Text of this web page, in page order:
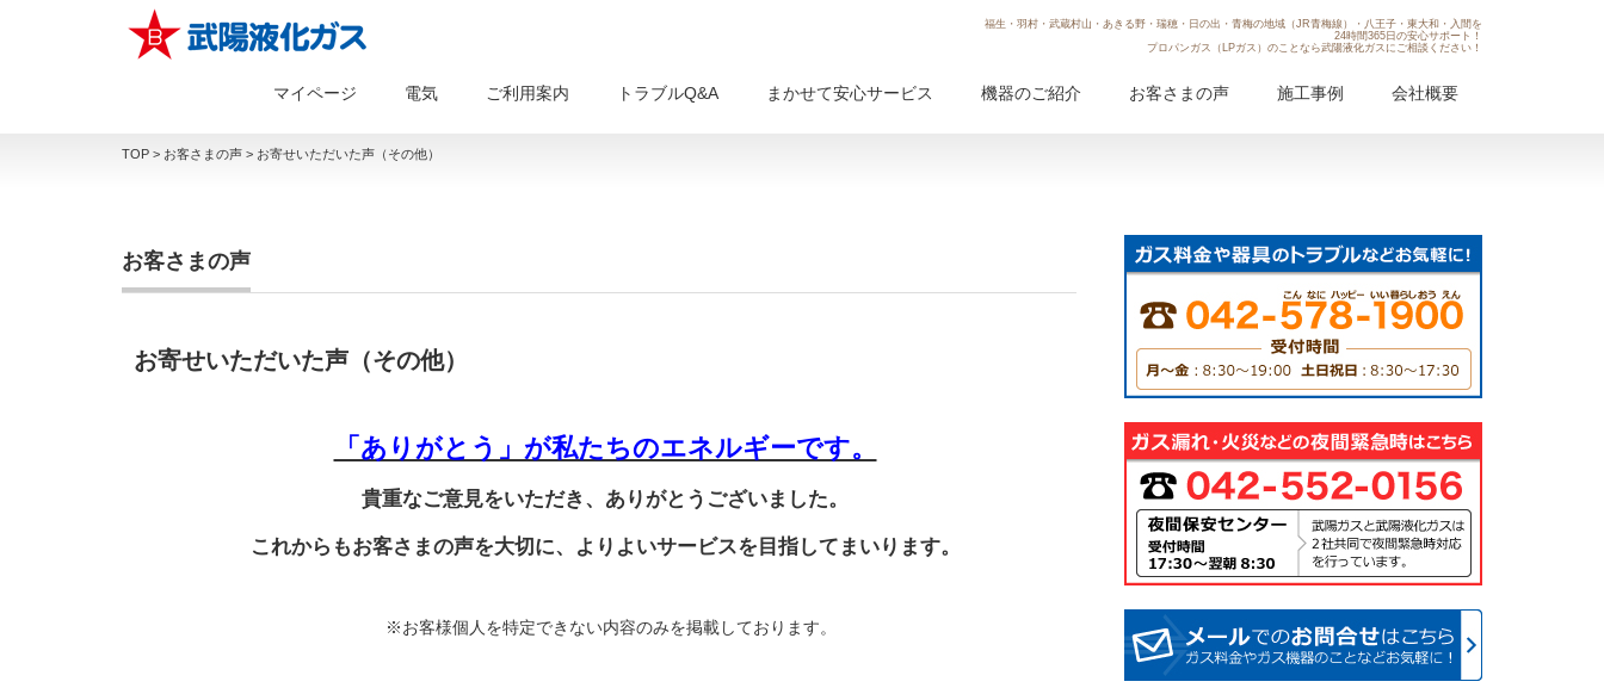
福生・羽村・武蔵村山・あきる野・瑞穂・日の出・青梅の地域（JR青梅線）・八王子・東大和・入間を
24時間365日の安心サポート！
プロパンガス（LPガス）のことなら武陽液化ガスにご相談ください！
マイページ 電気 ご利用案内 トラブルQ&A まかせて安心サービス 機器のご紹介 お客さまの声 施工事例 会社概要
TOP > お客さまの声 > お寄せいただいた声（その他）
お客さまの声
お寄せいただいた声（その他）
「ありがとう」が私たちのエネルギーです。
貴重なご意見をいただき、ありがとうございました。
これからもお客さまの声を大切に、よりよいサービスを目指してまいります。
※お客様個人を特定できない内容のみを掲載しております。